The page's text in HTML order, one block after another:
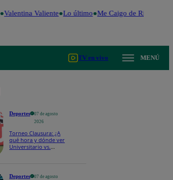
Valentina Valiente Lo último Me Caigo de Risa
TV en vivo MENÚ
Deportes
07 de agosto
2026
Torneo Clausura: ¿A
qué hora y dónde ver
Universitario vs.
Deportes
07 de agosto